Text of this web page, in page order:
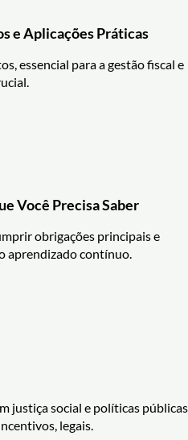
e Aplicações Práticas
essencial para a gestão fiscal e
Você Precisa Saber
obrigações principais e
aprendizado contínuo.
justiça social e políticas
legais.